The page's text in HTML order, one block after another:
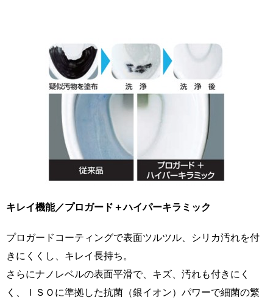
キレイ機能／プロガード＋ハイパーキラミック
プロガードコーティングで表面ツルツル、シリカ汚れを付
きにくくし、キレイ長持ち。
さらにナノレベルの表面平滑で、キズ、汚れも付きにく
く、ＩＳＯに準拠した抗菌（銀イオン）パワーで細菌の繁